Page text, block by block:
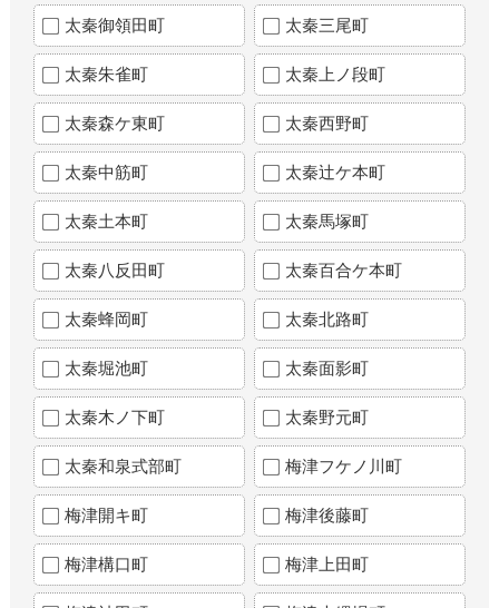
太秦御領田町 太秦三尾町
太秦朱雀町 太秦上ノ段町
太秦森ケ東町 太秦西野町
太秦中筋町 太秦辻ケ本町
太秦土本町 太秦馬塚町
太秦八反田町 太秦百合ケ本町
太秦蜂岡町 太秦北路町
太秦堀池町 太秦面影町
太秦木ノ下町 太秦野元町
太秦和泉式部町 梅津フケノ川町
梅津開キ町 梅津後藤町
梅津構口町 梅津上田町